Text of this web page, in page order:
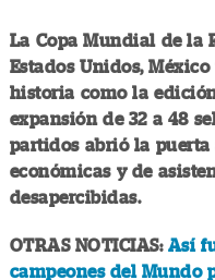
La Copa Mundial de la
Estados Unidos,
historia como la
expansión de 32 a 48
partidos abrió la puerta
económicas y de
desapercibidas.
OTRAS NOTICIAS: Así
campeones del Mundo